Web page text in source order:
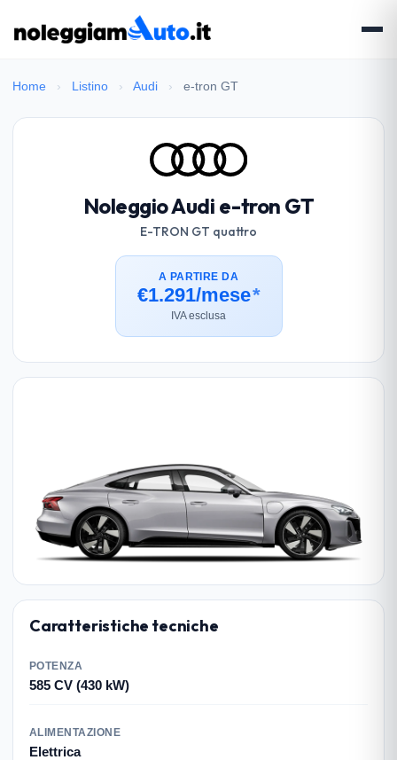
Home › Listino › Audi › e-tron GT
Noleggio Audi e-tron GT
E-TRON GT quattro
A PARTIRE DA
€1.291/mese*
IVA esclusa
Caratteristiche tecniche
POTENZA
585 CV (430 kW)
ALIMENTAZIONE
Elettrica